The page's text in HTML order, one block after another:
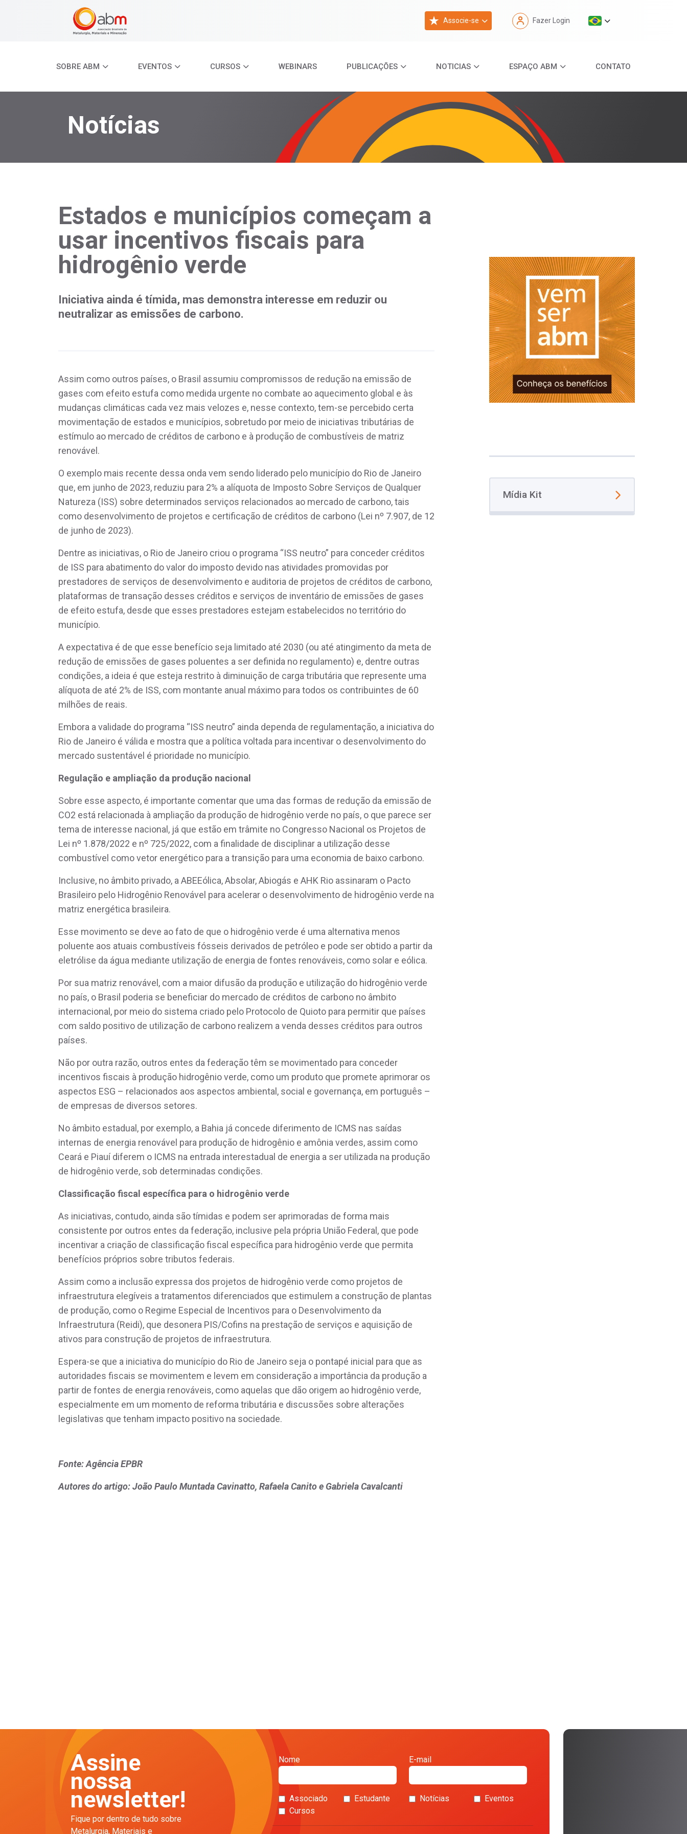
Associe-se Fazer Login
SOBRE ABM EVENTOS CURSOS WEBINARS PUBLICAÇÕES NOTICIAS ESPAÇO ABM CONTATO
Notícias
Estados e municípios começam a
usar incentivos fiscais para
hidrogênio verde
Iniciativa ainda é tímida, mas demonstra interesse em reduzir ou
neutralizar as emissões de carbono.
Assim como outros países, o Brasil assumiu compromissos de redução na emissão de
gases com efeito estufa como medida urgente no combate ao aquecimento global e às
mudanças climáticas cada vez mais velozes e, nesse contexto, tem-se percebido certa
movimentação de estados e municípios, sobretudo por meio de iniciativas tributárias de
estímulo ao mercado de créditos de carbono e à produção de combustíveis de matriz
renovável.
O exemplo mais recente dessa onda vem sendo liderado pelo município do Rio de Janeiro
que, em junho de 2023, reduziu para 2% a alíquota de Imposto Sobre Serviços de Qualquer
Natureza (ISS) sobre determinados serviços relacionados ao mercado de carbono, tais
como desenvolvimento de projetos e certificação de créditos de carbono (Lei nº 7.907, de 12
de junho de 2023).
Dentre as iniciativas, o Rio de Janeiro criou o programa “ISS neutro” para conceder créditos
de ISS para abatimento do valor do imposto devido nas atividades promovidas por
prestadores de serviços de desenvolvimento e auditoria de projetos de créditos de carbono,
plataformas de transação desses créditos e serviços de inventário de emissões de gases
de efeito estufa, desde que esses prestadores estejam estabelecidos no território do
município.
A expectativa é de que esse benefício seja limitado até 2030 (ou até atingimento da meta de
redução de emissões de gases poluentes a ser definida no regulamento) e, dentre outras
condições, a ideia é que esteja restrito à diminuição de carga tributária que represente uma
alíquota de até 2% de ISS, com montante anual máximo para todos os contribuintes de 60
milhões de reais.
Embora a validade do programa “ISS neutro” ainda dependa de regulamentação, a iniciativa do
Rio de Janeiro é válida e mostra que a política voltada para incentivar o desenvolvimento do
mercado sustentável é prioridade no município.
Regulação e ampliação da produção nacional
Sobre esse aspecto, é importante comentar que uma das formas de redução da emissão de
CO2 está relacionada à ampliação da produção de hidrogênio verde no país, o que parece ser
tema de interesse nacional, já que estão em trâmite no Congresso Nacional os Projetos de
Lei nº 1.878/2022 e nº 725/2022, com a finalidade de disciplinar a utilização desse
combustível como vetor energético para a transição para uma economia de baixo carbono.
Inclusive, no âmbito privado, a ABEEólica, Absolar, Abiogás e AHK Rio assinaram o Pacto
Brasileiro pelo Hidrogênio Renovável para acelerar o desenvolvimento de hidrogênio verde na
matriz energética brasileira.
Esse movimento se deve ao fato de que o hidrogênio verde é uma alternativa menos
poluente aos atuais combustíveis fósseis derivados de petróleo e pode ser obtido a partir da
eletrólise da água mediante utilização de energia de fontes renováveis, como solar e eólica.
Por sua matriz renovável, com a maior difusão da produção e utilização do hidrogênio verde
no país, o Brasil poderia se beneficiar do mercado de créditos de carbono no âmbito
internacional, por meio do sistema criado pelo Protocolo de Quioto para permitir que países
com saldo positivo de utilização de carbono realizem a venda desses créditos para outros
países.
Não por outra razão, outros entes da federação têm se movimentado para conceder
incentivos fiscais à produção hidrogênio verde, como um produto que promete aprimorar os
aspectos ESG – relacionados aos aspectos ambiental, social e governança, em português –
de empresas de diversos setores.
No âmbito estadual, por exemplo, a Bahia já concede diferimento de ICMS nas saídas
internas de energia renovável para produção de hidrogênio e amônia verdes, assim como
Ceará e Piauí diferem o ICMS na entrada interestadual de energia a ser utilizada na produção
de hidrogênio verde, sob determinadas condições.
Classificação fiscal específica para o hidrogênio verde
As iniciativas, contudo, ainda são tímidas e podem ser aprimoradas de forma mais
consistente por outros entes da federação, inclusive pela própria União Federal, que pode
incentivar a criação de classificação fiscal específica para hidrogênio verde que permita
benefícios próprios sobre tributos federais.
Assim como a inclusão expressa dos projetos de hidrogênio verde como projetos de
infraestrutura elegíveis a tratamentos diferenciados que estimulem a construção de plantas
de produção, como o Regime Especial de Incentivos para o Desenvolvimento da
Infraestrutura (Reidi), que desonera PIS/Cofins na prestação de serviços e aquisição de
ativos para construção de projetos de infraestrutura.
Espera-se que a iniciativa do município do Rio de Janeiro seja o pontapé inicial para que as
autoridades fiscais se movimentem e levem em consideração a importância da produção a
partir de fontes de energia renováveis, como aquelas que dão origem ao hidrogênio verde,
especialmente em um momento de reforma tributária e discussões sobre alterações
legislativas que tenham impacto positivo na sociedade.
Fonte: Agência EPBR
Autores do artigo: João Paulo Muntada Cavinatto, Rafaela Canito e Gabriela Cavalcanti
Mídia Kit
Assine
nossa
newsletter!
Fique por dentro de tudo sobre
Metalurgia, Materiais e
Nome E-mail
Associado Estudante Notícias
Eventos
Cursos